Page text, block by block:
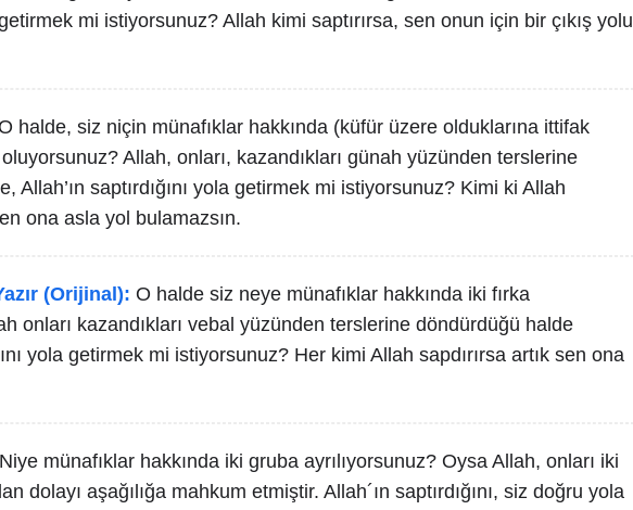
getirmek mi istiyorsunuz? Allah kimi saptırırsa, sen onun için bir çıkış yolu
halde, siz niçin münafıklar hakkında (küfür üzere olduklarına ittifak
Allah, onları, kazandıkları günah yüzünden terslerine
Allah’ın saptırdığını yola getirmek mi istiyorsunuz? Kimi ki Allah
ona asla yol bulamazsın.
(Orijinal): O halde siz neye münafıklar hakkında iki fırka
onları kazandıkları vebal yüzünden terslerine döndürdüğü halde
yola getirmek mi istiyorsunuz? Her kimi Allah sapdırırsa artık sen ona
Niye münafıklar hakkında iki gruba ayrılıyorsunuz? Oysa Allah, onları iki
dolayı aşağılığa mahkum etmiştir. Allah´ın saptırdığını, siz doğru yola